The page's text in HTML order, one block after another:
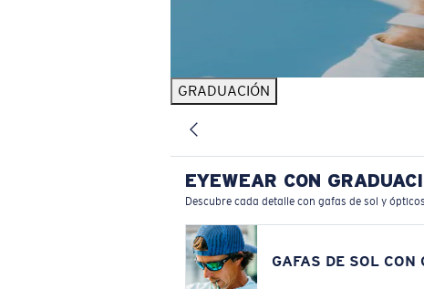
GRADUACIÓN
EYEWEAR CON
Descubre cada detalle con gafas de sol y
GAFAS DE SOL CON